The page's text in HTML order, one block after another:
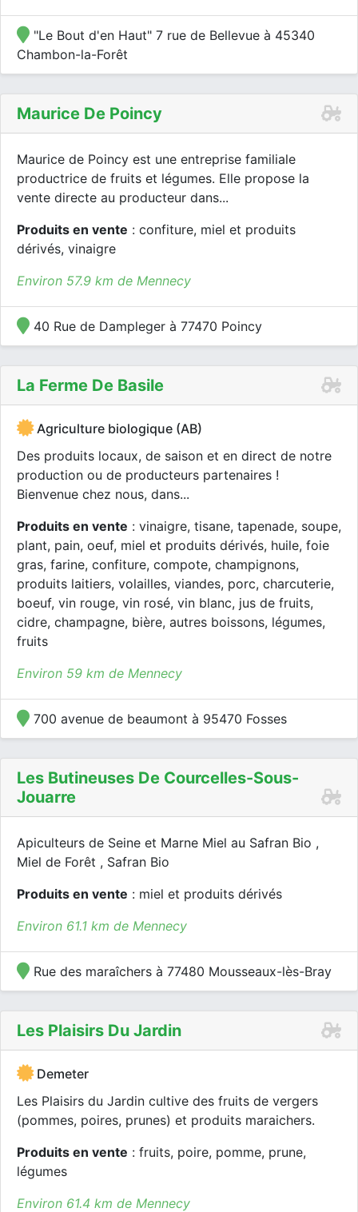
"Le Bout d'en Haut" 7 rue de Bellevue à 45340
Chambon-la-Forêt
Maurice De Poincy
Maurice de Poincy est une entreprise familiale
productrice de fruits et légumes. Elle propose la
vente directe au producteur dans...
Produits en vente : confiture, miel et produits
dérivés, vinaigre
Environ 57.9 km de Mennecy
40 Rue de Dampleger à 77470 Poincy
La Ferme De Basile
Agriculture biologique (AB)
Des produits locaux, de saison et en direct de notre
production ou de producteurs partenaires !
Bienvenue chez nous, dans...
Produits en vente : vinaigre, tisane, tapenade, soupe,
plant, pain, oeuf, miel et produits dérivés, huile, foie
gras, farine, confiture, compote, champignons,
produits laitiers, volailles, viandes, porc, charcuterie,
boeuf, vin rouge, vin rosé, vin blanc, jus de fruits,
cidre, champagne, bière, autres boissons, légumes,
fruits
Environ 59 km de Mennecy
700 avenue de beaumont à 95470 Fosses
Les Butineuses De Courcelles-Sous-
Jouarre
Apiculteurs de Seine et Marne Miel au Safran Bio ,
Miel de Forêt , Safran Bio
Produits en vente : miel et produits dérivés
Environ 61.1 km de Mennecy
Rue des maraîchers à 77480 Mousseaux-lès-Bray
Les Plaisirs Du Jardin
Demeter
Les Plaisirs du Jardin cultive des fruits de vergers
(pommes, poires, prunes) et produits maraichers.
Produits en vente : fruits, poire, pomme, prune,
légumes
Environ 61.4 km de Mennecy